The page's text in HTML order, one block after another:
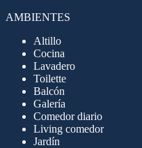
AMBIENTES
Altillo
Cocina
Lavadero
Toilette
Balcón
Galería
Comedor diario
Living comedor
Jardín